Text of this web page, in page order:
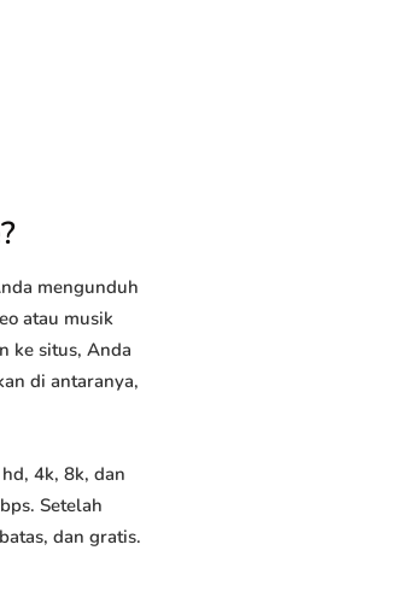
mengunduh
atau musik
ke situs, Anda
di antaranya,
4k, 8k, dan
Setelah
dan gratis.